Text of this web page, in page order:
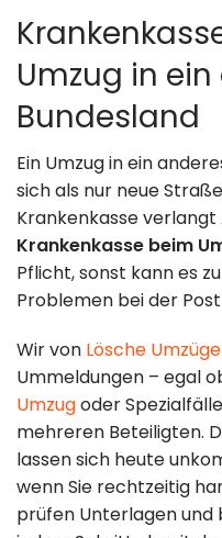
Umzug in
Bundesland
Ein Umzug in ein
sich als nur neue
Krankenkasse
Krankenkasse beim
Pflicht, sonst kann es
Problemen bei der
Wir von Lösche Umzüge
Ummeldungen – egal
Umzugoder
mehreren Beteiligten.
lassen sich heute
wenn Sie rechtzeitig
prüfen Unterlagen und
Logistik
Montage &
Umzugshilfe
Entrümpelung
& Lagerung
Leistungen
Umzugsberatung
Kontakt
Standorte
Impressum
Datenschutz
030 49 00 48 23
info@loesche-
umzuege.de
Buchholzer Str.